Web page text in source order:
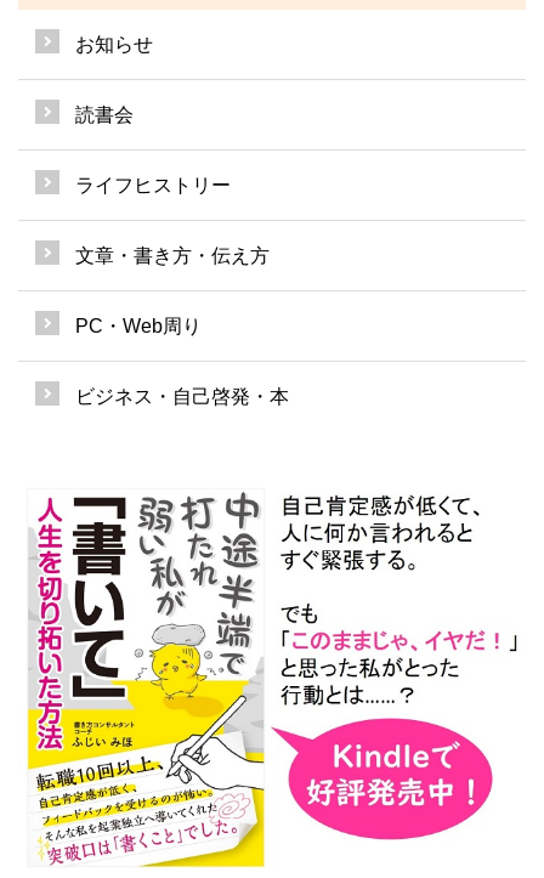
お知らせ
読書会
ライフヒストリー
文章・書き方・伝え方
PC・Web周り
ビジネス・自己啓発・本